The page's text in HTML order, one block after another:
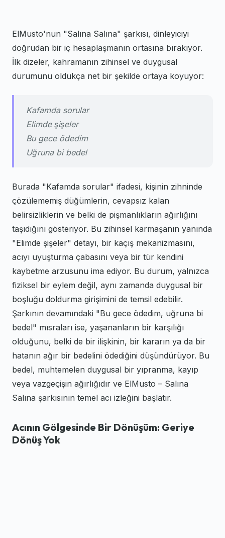
ElMusto'nun "Salına Salına" şarkısı, dinleyiciyi
doğrudan bir iç hesaplaşmanın ortasına bırakıyor.
İlk dizeler, kahramanın zihinsel ve duygusal
durumunu oldukça net bir şekilde ortaya koyuyor:
Kafamda sorular
Elimde şişeler
Bu gece ödedim
Uğruna bi bedel
Burada "Kafamda sorular" ifadesi, kişinin zihninde
çözülememiş düğümlerin, cevapsız kalan
belirsizliklerin ve belki de pişmanlıkların ağırlığını
taşıdığını gösteriyor. Bu zihinsel karmaşanın yanında
"Elimde şişeler" detayı, bir kaçış mekanizmasını,
acıyı uyuşturma çabasını veya bir tür kendini
kaybetme arzusunu ima ediyor. Bu durum, yalnızca
fiziksel bir eylem değil, aynı zamanda duygusal bir
boşluğu doldurma girişimini de temsil edebilir.
Şarkının devamındaki "Bu gece ödedim, uğruna bi
bedel" mısraları ise, yaşananların bir karşılığı
olduğunu, belki de bir ilişkinin, bir kararın ya da bir
hatanın ağır bir bedelini ödediğini düşündürüyor. Bu
bedel, muhtemelen duygusal bir yıpranma, kayıp
veya vazgeçişin ağırlığıdır ve ElMusto – Salına
Salına şarkısının temel acı izleğini başlatır.
Acının Gölgesinde Bir Dönüşüm: Geriye
Dönüş Yok